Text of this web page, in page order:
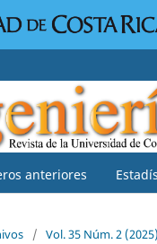
anteriores
/ Vol. 35 Núm. 2